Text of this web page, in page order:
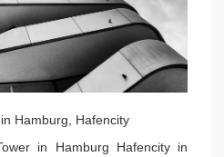
Hamburg, Hafencity
in Hamburg Hafencity in